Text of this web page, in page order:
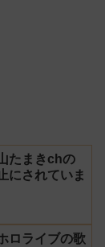
たまきchの
にされていま
ロライブの歌